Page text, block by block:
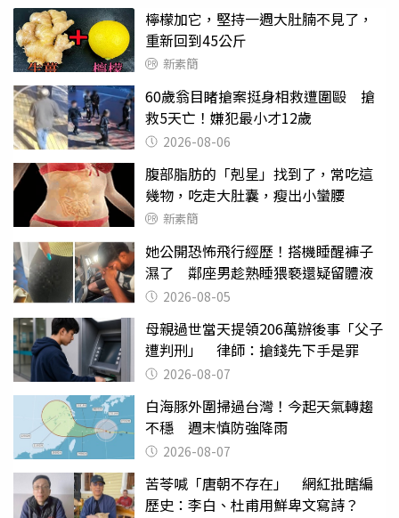
檸檬加它，堅持一週大肚腩不見了，
重新回到45公斤
新素簡
60歲翁目睹搶案挺身相救遭圍毆 搶
救5天亡！嫌犯最小才12歲
2026-08-06
腹部脂肪的「剋星」找到了，常吃這
幾物，吃走大肚囊，瘦出小蠻腰
新素簡
她公開恐怖飛行經歷！搭機睡醒褲子
濕了 鄰座男趁熟睡猥褻還疑留體液
2026-08-05
母親過世當天提領206萬辦後事「父子
遭判刑」 律師：搶錢先下手是罪
2026-08-07
白海豚外圍掃過台灣！今起天氣轉趨
不穩 週末慎防強降雨
2026-08-07
苦苓喊「唐朝不存在」 網紅批瞎編
歷史：李白、杜甫用鮮卑文寫詩？